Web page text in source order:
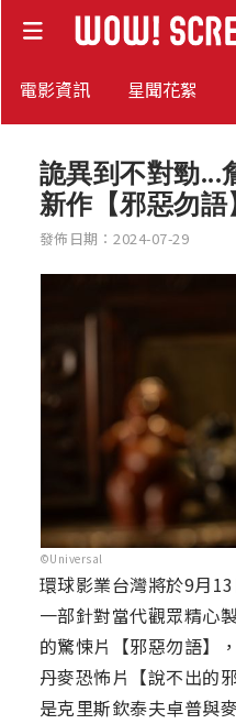
電影資訊 星聞花絮
詭異到不對勁...
新作【邪惡勿語
發佈日期：2024-07-29
©Universal
環球影業台灣將於9月
一部針對當代觀眾精心
的驚悚片【邪惡勿語】
丹麥恐怖片【說不出的
是克里斯欽泰夫卓普與